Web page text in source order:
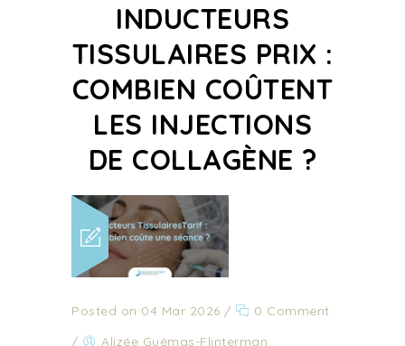
INDUCTEURS
TISSULAIRES PRIX :
COMBIEN COÛTENT
LES INJECTIONS
DE COLLAGÈNE ?
Posted on 04 Mar 2026 /
0 Comment
/
Alizée Guémas-Flinterman